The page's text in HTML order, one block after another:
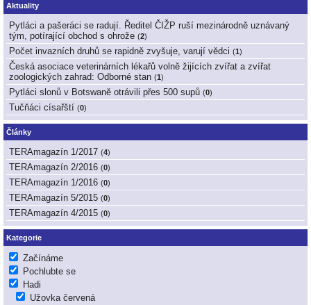
Aktuality
Pytláci a pašeráci se radují. Ředitel ČIŽP ruší mezinárodně uznávaný
tým, potírající obchod s ohrože (2)
Počet invazních druhů se rapidně zvyšuje, varují vědci (1)
Česká asociace veterinárních lékařů volně žijících zvířat a zvířat
zoologických zahrad: Odborné stan (1)
Pytláci slonů v Botswaně otrávili přes 500 supů (0)
Tučňáci císařští (0)
Články
TERAmagazín 1/2017 (4)
TERAmagazín 2/2016 (0)
TERAmagazín 1/2016 (0)
TERAmagazín 5/2015 (0)
TERAmagazín 4/2015 (0)
Kategorie
Začínáme
Pochlubte se
Hadi
Užovka červená